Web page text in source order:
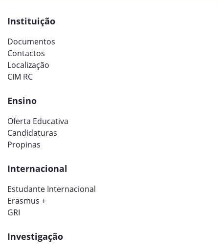
Instituição
Documentos
Contactos
Localização
CIM RC
Ensino
Oferta Educativa
Candidaturas
Propinas
Internacional
Estudante Internacional
Erasmus +
GRI
Investigação